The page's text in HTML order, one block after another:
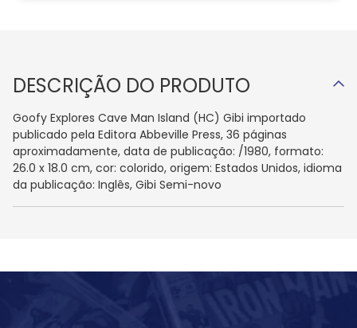
DESCRIÇÃO DO PRODUTO
Goofy Explores Cave Man Island (HC) Gibi importado
publicado pela Editora Abbeville Press, 36 páginas
aproximadamente, data de publicação: /1980, formato:
26.0 x 18.0 cm, cor: colorido, origem: Estados Unidos, idioma
da publicação: Inglês, Gibi Semi-novo